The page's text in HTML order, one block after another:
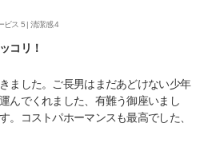
ビス 5 |清潔感 4
コリ！
ました。ご長男はまだあどけない少年
んでくれました、有難う御座いまし
。コストパホーマンスも最高でした、